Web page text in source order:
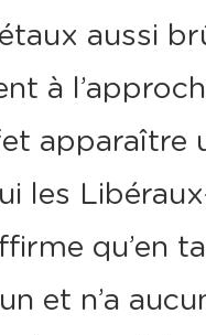
aussi
à
apparaître
les
qu’en
et n’a